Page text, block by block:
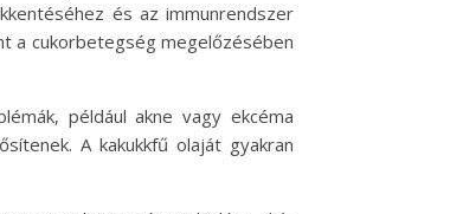
és az immunrendszer
a cukorbetegség megelőzésében
például akne vagy ekcéma
A kakukkfű olaját gyakran